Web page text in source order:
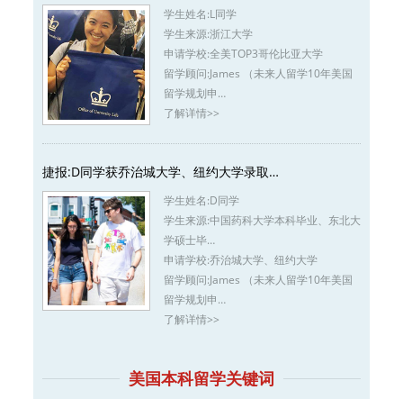
学生姓名:L同学
学生来源:浙江大学
申请学校:全美TOP3哥伦比亚大学
留学顾问:James （未来人留学10年美国
留学规划申…
了解详情>>
捷报:D同学获乔治城大学、纽约大学录取…
学生姓名:D同学
学生来源:中国药科大学本科毕业、东北大
学硕士毕…
申请学校:乔治城大学、纽约大学
留学顾问:James （未来人留学10年美国
留学规划申…
了解详情>>
美国本科留学关键词